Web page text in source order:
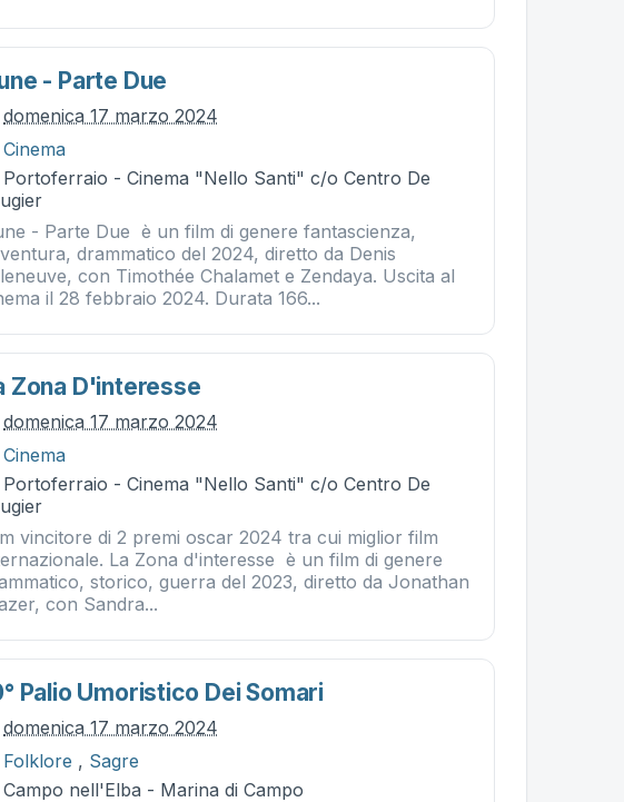
- Parte Due
domenica 17 marzo 2024
Cinema
Portoferraio - Cinema "Nello Santi" c/o Centro De
- Parte Due è un film di genere fantascienza,
drammatico del 2024, diretto da Denis
con Timothée Chalamet e Zendaya. Uscita al
il 28 febbraio 2024. Durata 166...
Zona D'interesse
domenica 17 marzo 2024
Cinema
Portoferraio - Cinema "Nello Santi" c/o Centro De
vincitore di 2 premi oscar 2024 tra cui miglior film
La Zona d'interesse è un film di genere
storico, guerra del 2023, diretto da Jonathan
con Sandra...
Palio Umoristico Dei Somari
domenica 17 marzo 2024
Folklore , Sagre
Campo nell'Elba - Marina di Campo